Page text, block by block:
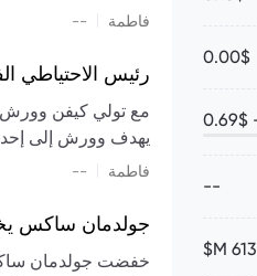
0.00$
0.69$
--
613 M$
تشكيل تقييم
فاطمة --
رئيس الاحتياطي
مع تولي كيفن وورش
يهدف وورش إلى
السياسة ويمنح
فاطمة --
جولدمان ساكس يخفض توقعات